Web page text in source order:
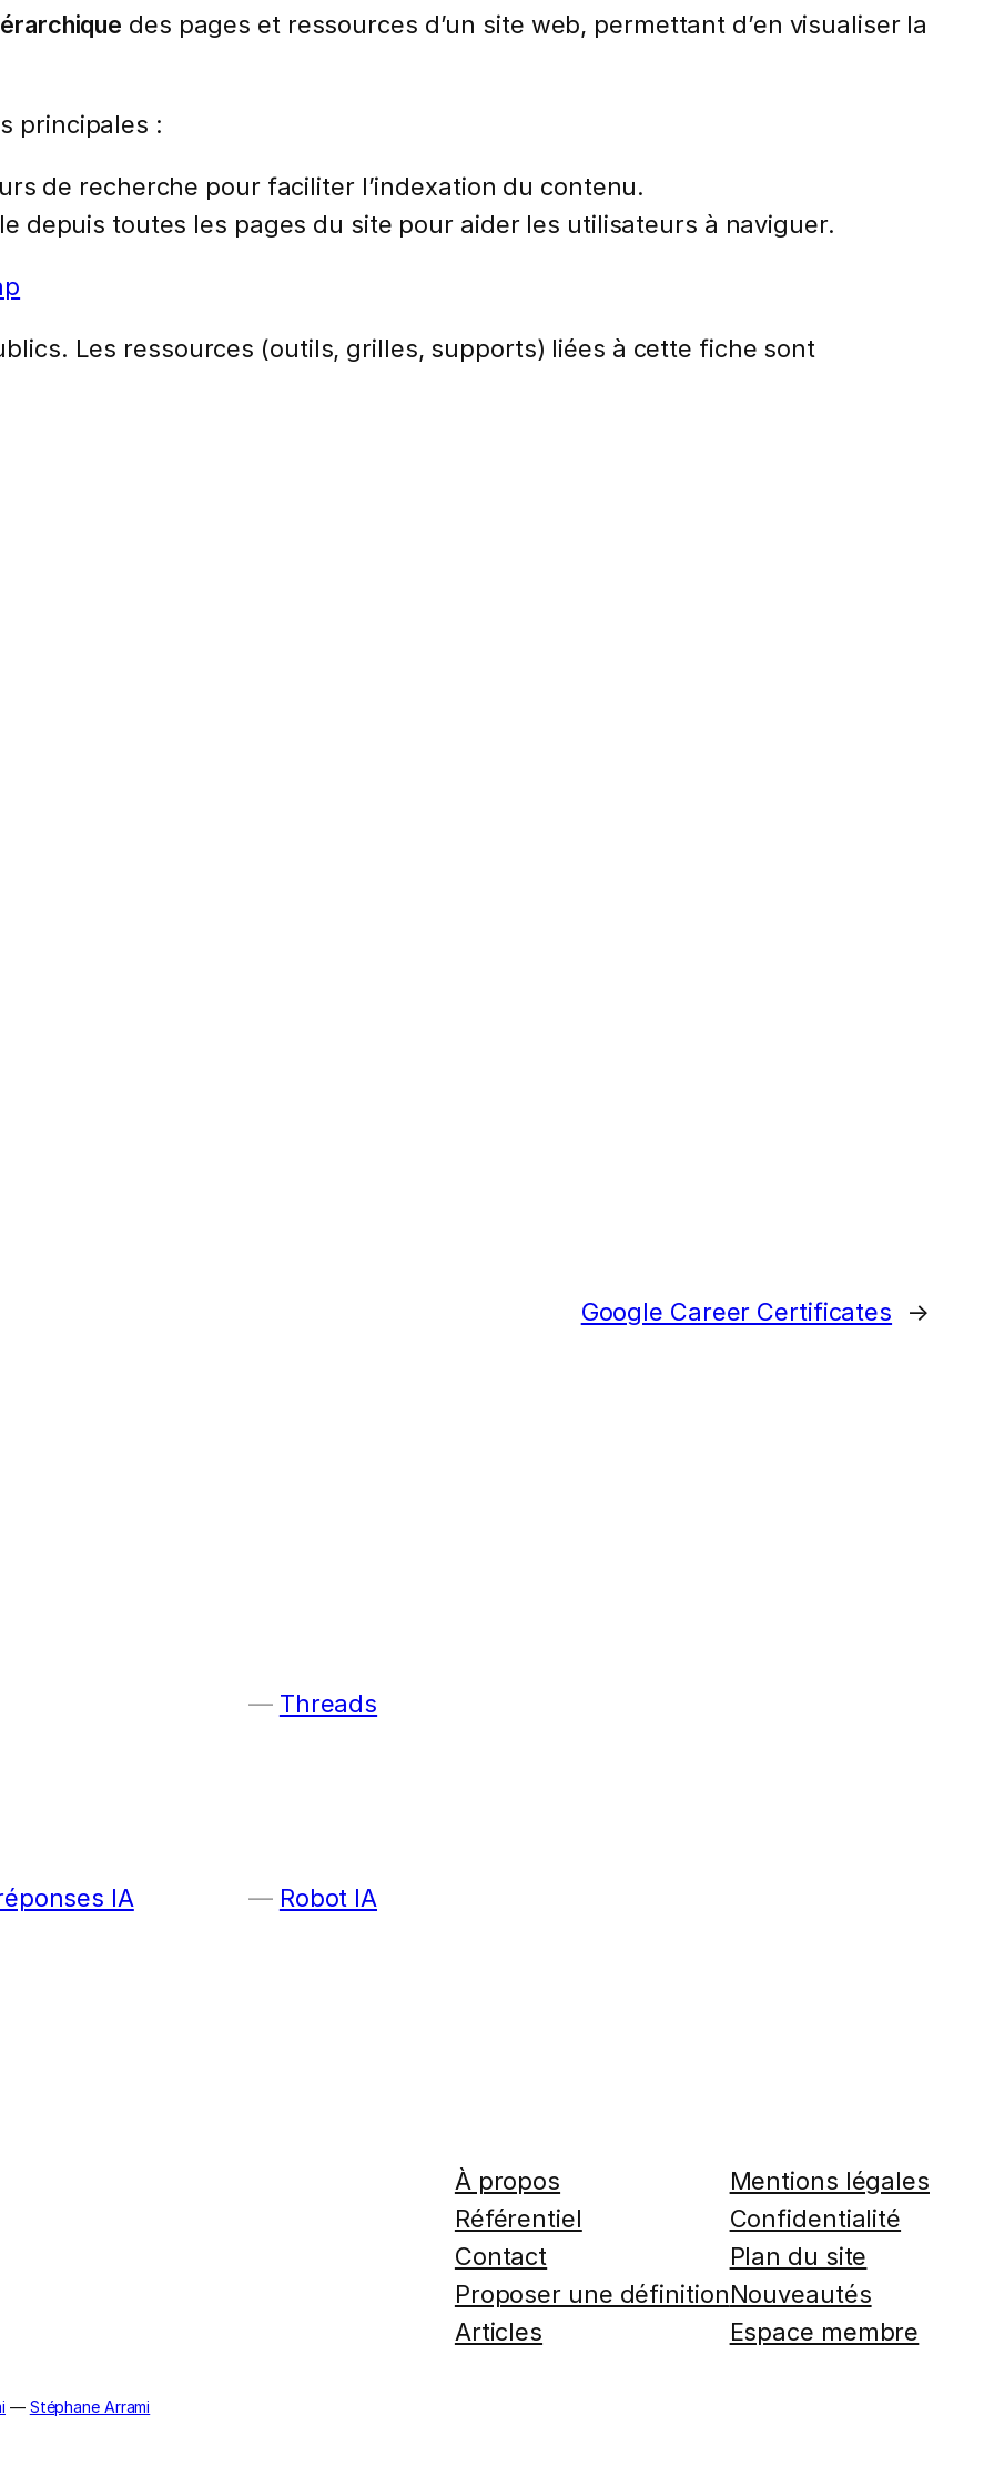
des pages et ressources d’un site web, permettant d’en visualiser la
principales :
de recherche pour faciliter l’indexation du contenu.
depuis toutes les pages du site pour aider les utilisateurs à naviguer.
Les ressources (outils, grilles, supports) liées à cette fiche sont
Google Career Certificates →
Threads
IA Robot IA
À propos
Référentiel
Contact
Proposer une définition
Articles
Mentions légales
Confidentialité
Plan du site
Nouveautés
Espace membre
— Stéphane Arrami